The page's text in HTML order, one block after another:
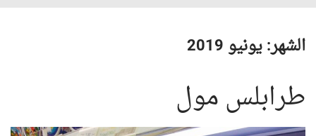
الشهر:يونيو 2019
طرابلس مول